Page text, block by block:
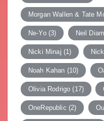
Morgan Wallen & Tate
Ne-Yo(3) Neil
Nicki Minaj (1)
Noah Kahan (10)
Olivia Rodrigo (17)
OneRepublic (2)